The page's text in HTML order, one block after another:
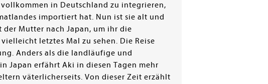
in Deutschland zu integrieren,
importiert hat. Nun ist sie alt und
der Mutter nach Japan, um ihr die
letztes Mal zu sehen. Die Reise
Anders als die landläufige und
Japan erfährt Aki in diesen Tagen mehr
väterlicherseits. Von dieser Zeit erzählt